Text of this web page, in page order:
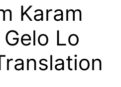
Karam
Lo